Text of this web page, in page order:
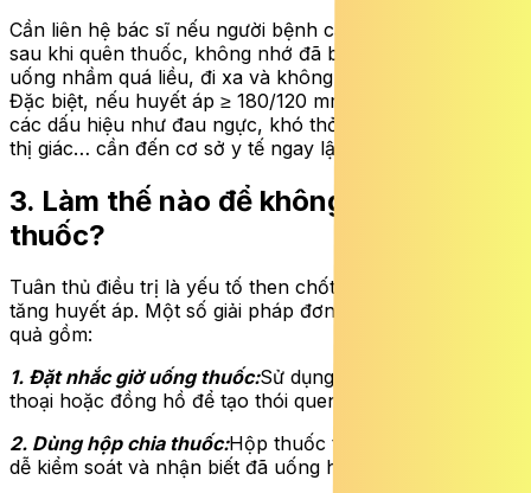
Cần liên hệ bác sĩ nếu người bệnh cảm thấy không khỏe
sau khi quên thuốc, không nhớ đã bỏ lỡ bao nhiêu liều,
uống nhầm quá liều, đi xa và không mang theo thuốc…
Đặc biệt, nếu huyết áp ≥ 180/120 mmHg hoặc xuất hiện
các dấu hiệu như đau ngực, khó thở, yếu liệt, rối loạn
thị giác… cần đến cơ sở y tế ngay lập tức.
3. Làm thế nào để không quên uống
thuốc?
Tuân thủ điều trị là yếu tố then chốt trong kiểm soát
tăng huyết áp. Một số giải pháp đơn giản nhưng hiệu
quả gồm:
1. Đặt nhắc giờ uống thuốc:Sử dụng báo thức trên điện
thoại hoặc đồng hồ để tạo thói quen cố định.
2. Dùng hộp chia thuốc:Hộp thuốc theo ngày/tuần giúp
dễ kiểm soát và nhận biết đã uống hay chưa.